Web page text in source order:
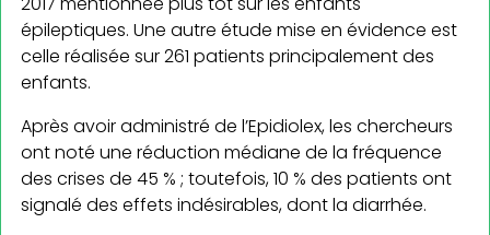
épileptiques. Une autre étude mise en évidence est
celle réalisée sur 261 patients principalement des
enfants.
Après avoir administré de l’Epidiolex, les chercheurs
ont noté une réduction médiane de la fréquence
des crises de 45 % ; toutefois, 10 % des patients ont
signalé des effets indésirables, dont la diarrhée.